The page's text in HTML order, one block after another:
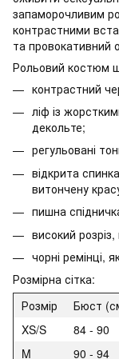
запаморочливим
контрастними
та провокативний
Рольовий костюм
контрастний
ліф із
декольте;
регульовані
відкрита
витончену
пишна
високий
чорні ремінці,
Розмірна сітка:
Розмір
Бюст
XS/S
84 - 90
M
90 - 94